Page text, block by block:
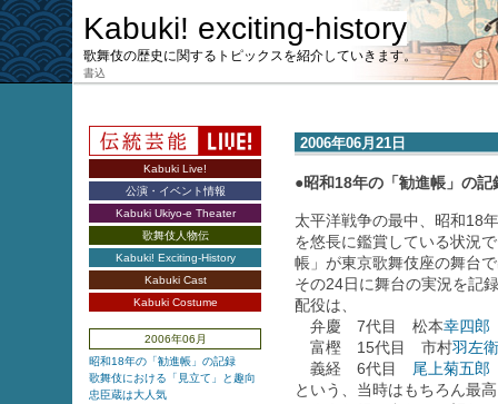
Kabuki! exciting-history
歌舞伎の歴史に関するトピックスを紹介していきます。
書込
Kabuki Live!
公演・イベント情報
Kabuki Ukiyo-e Theater
歌舞伎人物伝
Kabuki! Exciting-History
Kabuki Cast
Kabuki Costume
2006年06月
昭和18年の「勧進帳」の記録
歌舞伎における「見立て」と趣向
忠臣蔵は大人気
2006年06月21日
●昭和18年の「勧進帳」の記
太平洋戦争の最中、昭和18
を悠長に鑑賞している状況
帳」が東京歌舞伎座の舞台
その24日に舞台の実況を記
配役は、
弁慶 7代目 松本幸四郎
富樫 15代目 市村羽左
義経 6代目 尾上菊五郎
という、当時はもちろん最